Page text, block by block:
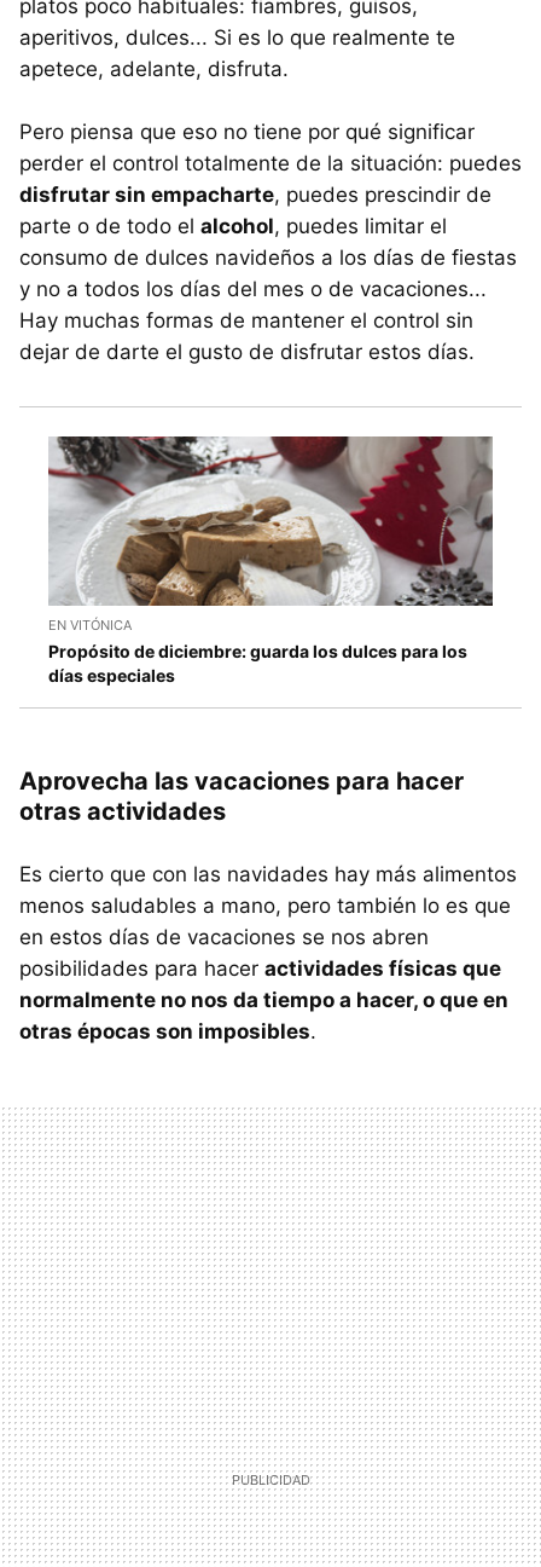
platos poco habituales: fiambres, guisos,
aperitivos, dulces... Si es lo que realmente te
apetece, adelante, disfruta.
Pero piensa que eso no tiene por qué significar
perder el control totalmente de la situación: puedes
disfrutar sin empacharte, puedes prescindir de
parte o de todo el alcohol, puedes limitar el
consumo de dulces navideños a los días de fiestas
y no a todos los días del mes o de vacaciones...
Hay muchas formas de mantener el control sin
dejar de darte el gusto de disfrutar estos días.
EN VITÓNICA
Propósito de diciembre: guarda los dulces para los
días especiales
Aprovecha las vacaciones para hacer
otras actividades
Es cierto que con las navidades hay más alimentos
menos saludables a mano, pero también lo es que
en estos días de vacaciones se nos abren
posibilidades para hacer actividades físicas que
normalmente no nos da tiempo a hacer, o que en
otras épocas son imposibles.